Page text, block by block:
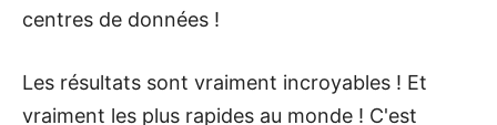
centres de données !
Les résultats sont vraiment incroyables ! Et
vraiment les plus rapides au monde ! C'est